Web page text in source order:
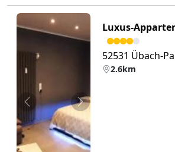
Zurück Weiter
Luxus-
52531 Übach-
2.6km